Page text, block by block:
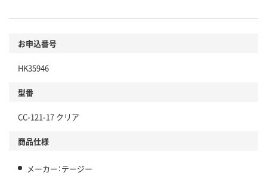
お申込番号
HK35946
型番
CC-121-17 クリア
商品仕様
メーカー：テージー